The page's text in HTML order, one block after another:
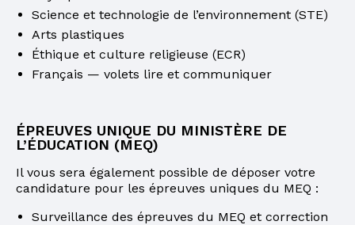
Science et technologie de l’environnement (STE)
Arts plastiques
Éthique et culture religieuse (ECR)
Français — volets lire et communiquer
ÉPREUVES UNIQUE DU MINISTÈRE DE
L’ÉDUCATION (MEQ)
Il vous sera également possible de déposer votre
candidature pour les épreuves uniques du MEQ :
Surveillance des épreuves du MEQ et correction